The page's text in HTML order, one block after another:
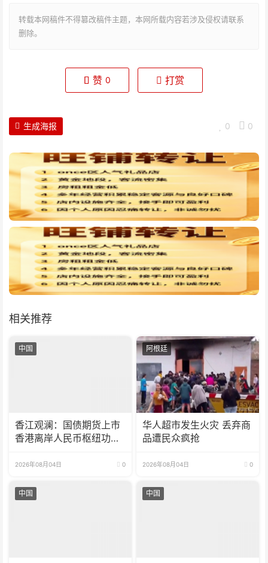
转载本网稿件不得篡改稿件主题，本网所载内容若涉及侵权请联系
删除。
赞 0 打赏
0 0
生成海报
相关推荐
中国
香江观澜：国债期货上市
香港离岸人民币枢纽功能
2026年08月04日 0
阿根廷
华人超市发生火灾 丢弃商
品遭民众疯抢
2026年08月04日 0
中国 中国